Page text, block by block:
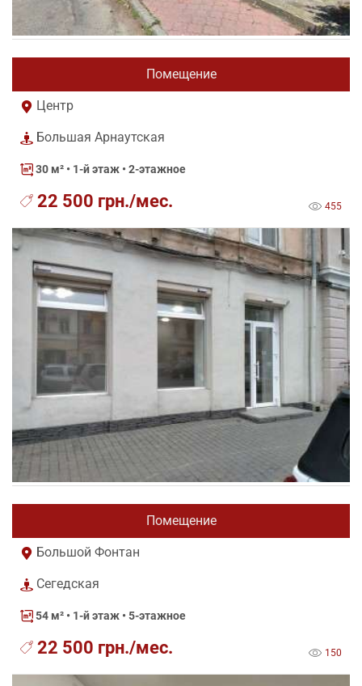
Помещение
Центр
Большая Арнаутская
30 м² • 1-й этаж • 2-этажное
22 500 грн./мес. 455
Помещение
Большой Фонтан
Сегедская
54 м² • 1-й этаж • 5-этажное
22 500 грн./мес. 150